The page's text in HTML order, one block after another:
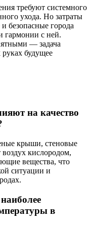
требуют системного
ухода. Но затраты
безопасные города
гармонии с ней.
— задача
будущее
на качество
крыши, стеновые
кислородом,
вещества, что
ситуации и
в